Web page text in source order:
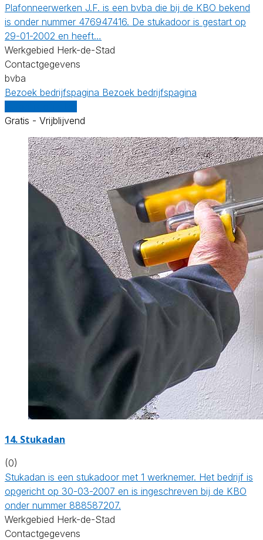
Plafonneerwerken J.F. is een bvba die bij de KBO bekend
is onder nummer 476947416. De stukadoor is gestart op
29-01-2002 en heeft…
Werkgebied Herk-de-Stad
Contactgegevens
bvba
Bezoek bedrijfspagina Bezoek bedrijfspagina
Gratis - Vrijblijvend
14. Stukadan
(0)
Stukadan is een stukadoor met 1 werknemer. Het bedrijf is
opgericht op 30-03-2007 en is ingeschreven bij de KBO
onder nummer 888587207.
Werkgebied Herk-de-Stad
Contactgegevens